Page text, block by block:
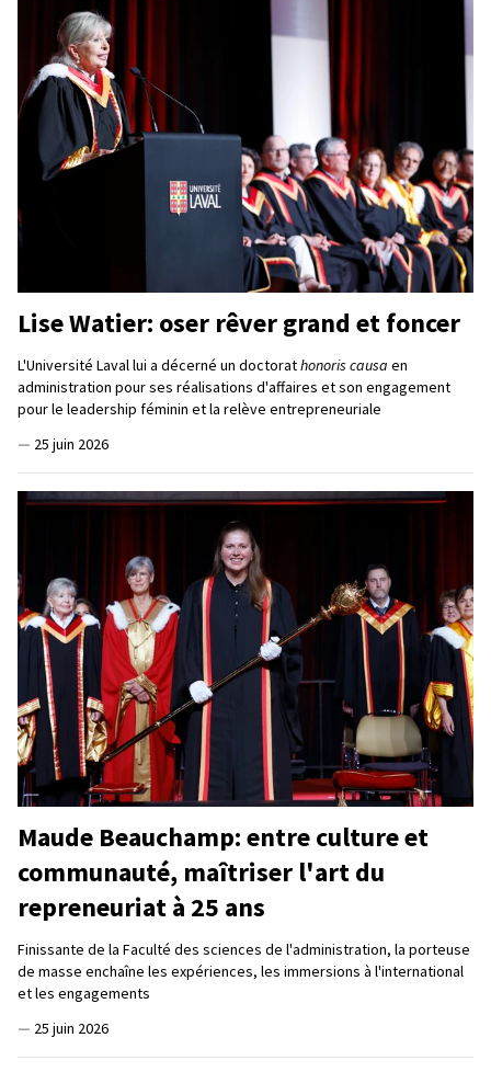
Lise Watier: oser rêver grand et foncer
L'Université Laval lui a décerné un doctorathonoris causa en
administration pour ses réalisations d'affaires et son engagement
pour le leadership féminin et la relève entrepreneuriale
— 25 juin 2026
Maude Beauchamp: entre culture et
communauté, maîtriser l'art du
repreneuriat à 25 ans
Finissante de la Faculté des sciences de l'administration, la porteuse
de masse enchaîne les expériences, les immersions à l'international
et les engagements
— 25 juin 2026